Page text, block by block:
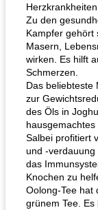
Flank Steak Salsa-
Zu den
Kampfer gehört
Masern,
wirken. Es hilft
Schmerzen.
Das beliebteste
zur
des Öls in
hausgemachtes
Salbei profitiert
und -verdauung
das
Knochen zu
Oolong-Tee hat
grünem Tee.